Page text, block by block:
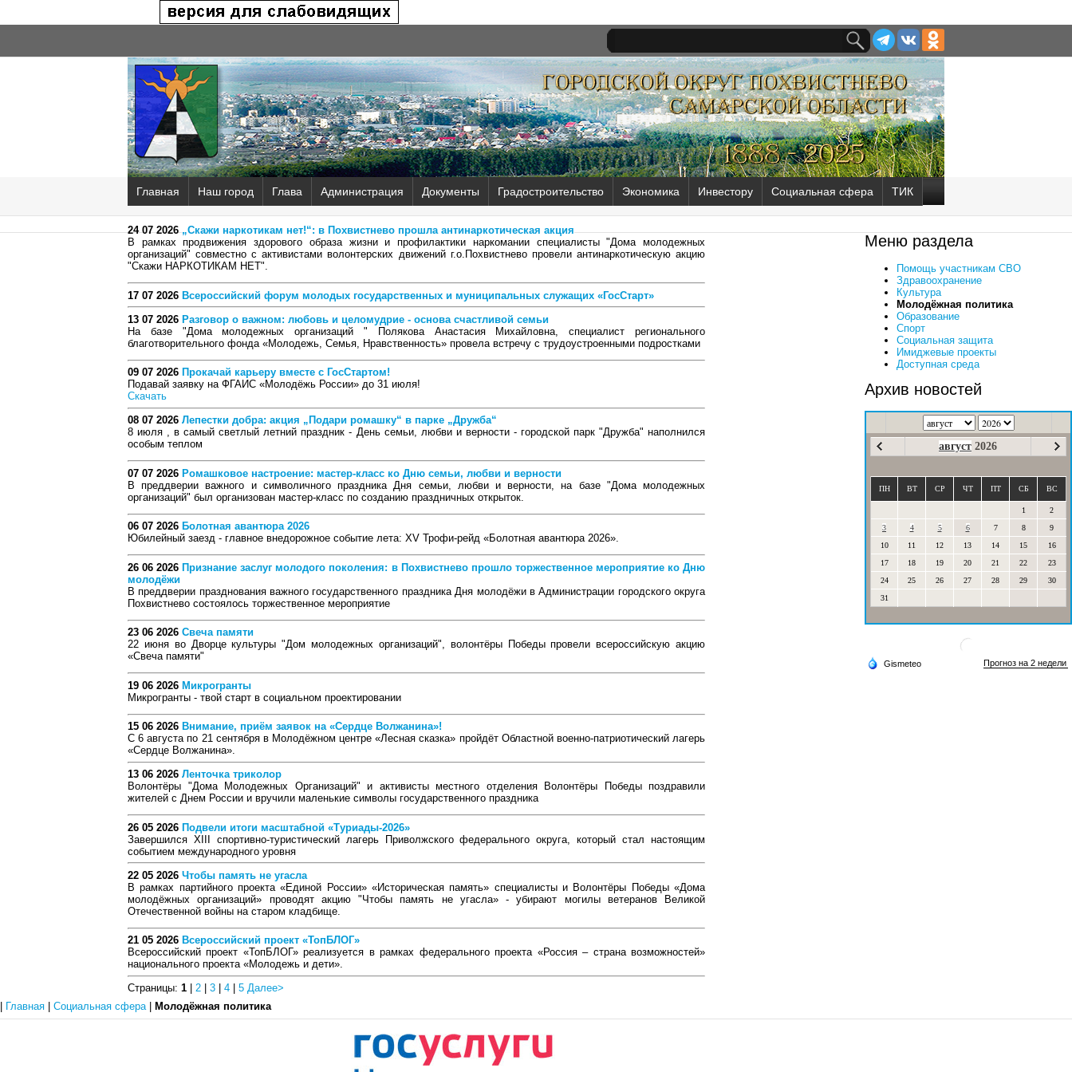
Главная Наш город Глава Администрация Документы Градостроительство Экономика Инвестору Социальная сфера ТИК
24 07 2026„Скажи наркотикам нет!“: в Похвистнево прошла антинаркотическая акция
В рамках продвижения здорового образа жизни и профилактики наркомании специалисты "Дома молодежных
организаций" совместно с активистами волонтерских движений г.о.Похвистнево провели антинаркотическую акцию
"Скажи НАРКОТИКАМ НЕТ".
17 07 2026 Всероссийский форум молодых государственных и муниципальных служащих «ГосСтарт»
13 07 2026 Разговор о важном: любовь и целомудрие - основа счастливой семьи
На базе "Дома молодежных организаций " Полякова Анастасия Михайловна, специалист регионального
благотворительного фонда «Молодежь, Семья, Нравственность» провела встречу с трудоустроенными подростками
09 07 2026 Прокачай карьеру вместе с ГосСтартом!
Подавай заявку на ФГАИС «Молодёжь России» до 31 июля!
Скачать
08 07 2026 Лепестки добра: акция „Подари ромашку“ в парке „Дружба“
8 июля , в самый светлый летний праздник - День семьи, любви и верности - городской парк "Дружба" наполнился
особым теплом
07 07 2026 Ромашковое настроение: мастер‑класс ко Дню семьи, любви и верности
В преддверии важного и символичного праздника Дня семьи, любви и верности, на базе "Дома молодежных
организаций" был организован мастер-класс по созданию праздничных открыток.
06 07 2026 Болотная авантюра 2026
Юбилейный заезд - главное внедорожное событие лета: XV Трофи‑рейд «Болотная авантюра 2026».
26 06 2026Признание заслуг молодого поколения: в Похвистнево прошло торжественное мероприятие ко Дню
молодёжи
В преддверии празднования важного государственного праздника Дня молодёжи в Администрации городского округа
Похвистнево состоялось торжественное мероприятие
23 06 2026 Свеча памяти
22 июня во Дворце культуры "Дом молодежных организаций", волонтёры Победы провели всероссийскую акцию
«Свеча памяти"
19 06 2026 Микрогранты
Микрогранты - твой старт в социальном проектировании
15 06 2026 Внимание, приём заявок на «Сердце Волжанина»!
С 6 августа по 21 сентября в Молодёжном центре «Лесная сказка» пройдёт Областной военно-патриотический лагерь
«Сердце Волжанина».
13 06 2026 Ленточка триколор
Волонтёры "Дома Молодежных Организаций" и активисты местного отделения Волонтёры Победы поздравили
жителей с Днем России и вручили маленькие символы государственного праздника
26 05 2026 Подвели итоги масштабной «Туриады-2026»
Завершился XIII спортивно-туристический лагерь Приволжского федерального округа, который стал настоящим
событием международного уровня
22 05 2026 Чтобы память не угасла
В рамках партийного проекта «Единой России» «Историческая память» специалисты и Волонтёры Победы «Дома
молодёжных организаций» проводят акцию "Чтобы память не угасла» - убирают могилы ветеранов Великой
Отечественной войны на старом кладбище.
21 05 2026 Всероссийский проект «ТопБЛОГ»
Всероссийский проект «ТопБЛОГ» реализуется в рамках федерального проекта «Россия – страна возможностей»
национального проекта «Молодежь и дети».
Страницы: 1 2 3 4 5 Далее>
Меню раздела
Помощь участникам СВО
Здравоохранение
Культура
Молодёжная политика
Образование
Спорт
Социальная защита
Имиджевые проекты
Доступная среда
Архив новостей
август 2026
ПН ВТ СР ЧТ ПТ СБ ВС
1
2
3
4 5 6 7 8
9
10
11 12 13 14 15
16
17
18 19 20 21 22
23
24
25 26 27 28 29
30
31
Главная Социальная сфера Молодёжная политика